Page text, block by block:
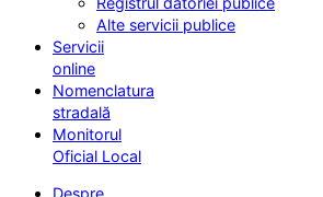
Alte servicii publice
Servicii
online
Nomenclatura
stradală
Monitorul
Oficial Local
Despre